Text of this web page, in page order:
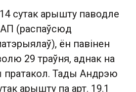
сутак арышту паводле
(распаўсюд
ён павінен
29 траўня, аднак на
пратакол. Тады Андрэю
арышту па арт. 19.1